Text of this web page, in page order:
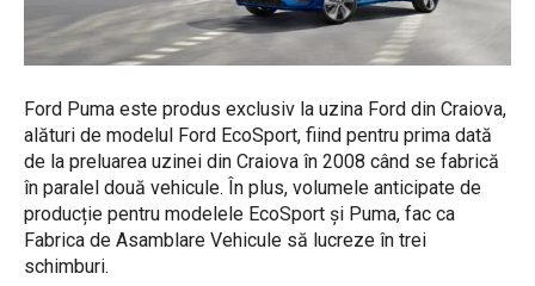
Ford Puma este produs exclusiv la uzina Ford din Craiova,
alături de modelul Ford EcoSport, fiind pentru prima dată
de la preluarea uzinei din Craiova în 2008 când se fabrică
în paralel două vehicule. În plus, volumele anticipate de
producție pentru modelele EcoSport și Puma, fac ca
Fabrica de Asamblare Vehicule să lucreze în trei
schimburi.